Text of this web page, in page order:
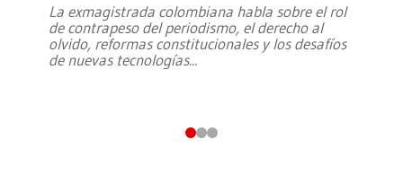
La exmagistrada colombiana habla sobre el rol
de contrapeso del periodismo, el derecho al
olvido, reformas constitucionales y los desafíos
de nuevas tecnologías...